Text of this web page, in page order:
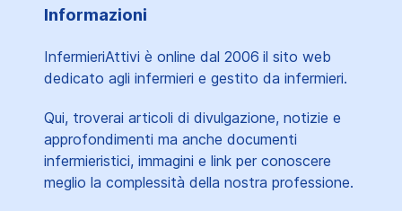
Informazioni
InfermieriAttivi è online dal 2006 il sito web
dedicato agli infermieri e gestito da infermieri.
Qui, troverai articoli di divulgazione, notizie e
approfondimenti ma anche documenti
infermieristici, immagini e link per conoscere
meglio la complessità della nostra professione.